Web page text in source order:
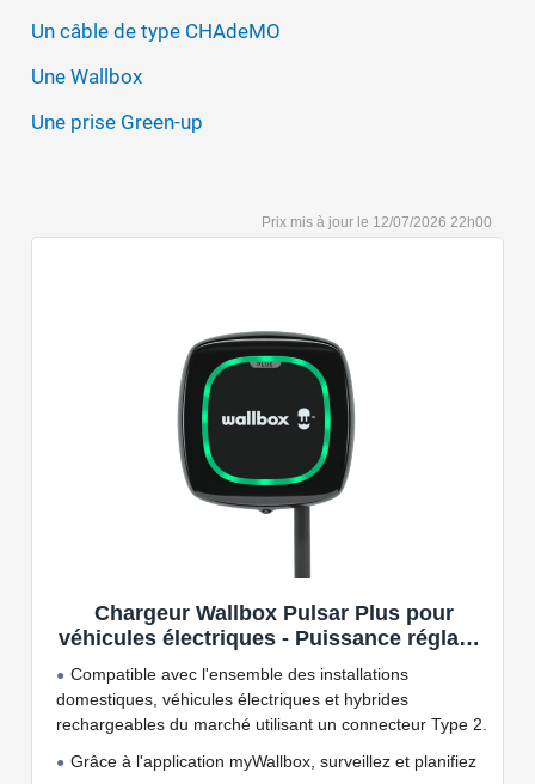
Un câble de type CHAdeMO
Une Wallbox
Une prise Green-up
12/07/2026 22h00
Chargeur Wallbox Pulsar Plus pour
véhicules électriques - Puissance réglable
jusqu'à 7.4 KW, câble de Charge Type 2,
Wi-FI et Bluetooth, OCPP
Compatible avec l'ensemble des installations
domestiques, véhicules électriques et hybrides
rechargeables du marché utilisant un connecteur Type 2.
Grâce à l'application myWallbox, surveillez et planifiez